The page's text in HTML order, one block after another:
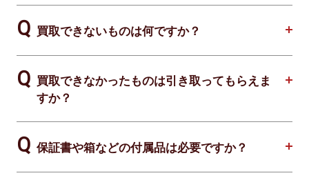
買取できないものは何ですか？
買取できなかったものは引き取ってもらえま
すか？
保証書や箱などの付属品は必要ですか？